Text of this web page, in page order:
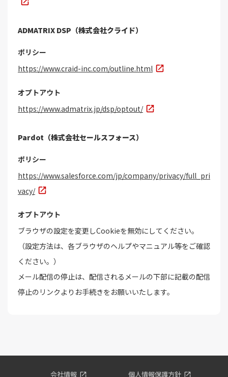
ADMATRIX DSP（株式会社クライド）
ポリシー
https://www.craid-inc.com/outline.html
オプトアウト
https://www.admatrix.jp/dsp/optout/
Pardot（株式会社セールスフォース）
ポリシー
https://www.salesforce.com/jp/company/privacy/full_pri
vacy/
オプトアウト
ブラウザの設定を変更しCookieを無効にしてください。
（設定方法は、各ブラウザのヘルプやマニュアル等をご確認
ください。）
メール配信の停止は、配信されるメールの下部に記載の配信
停止のリンクよりお手続きをお願いいたします。
会社情報 個人情報保護方針